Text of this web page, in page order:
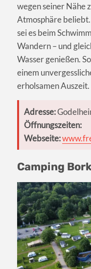
wegen seiner Nähe
Atmosphäre
sei es beim
Wandern – und
Wasser genießen.
einem
erholsamen Auszeit.
Adresse:
Öffnungszeiten:
Webseite:
Camping